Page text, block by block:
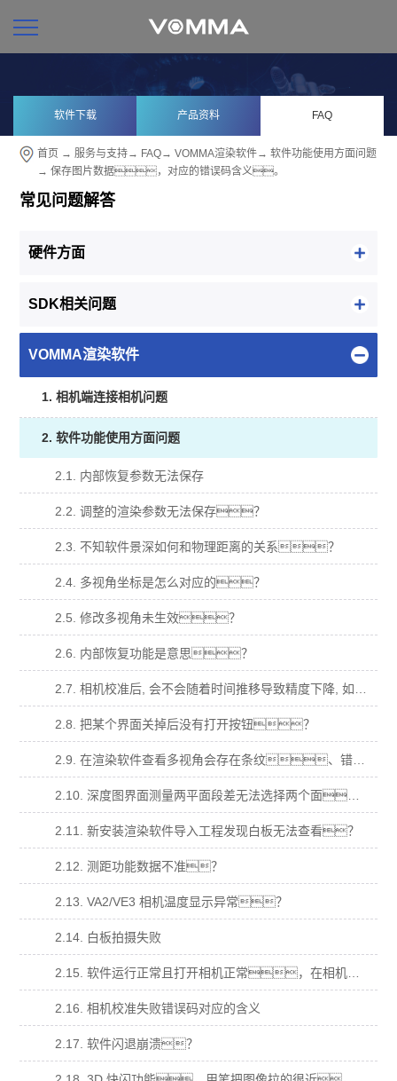
软件下载 产品资料 FAQ
首页 →服务与支持→ FAQ→VOMMA渲染软件→软件功能使用方面问题
→ 保存图片数据，对应的错误码含义。
常见问题解答
硬件方面
SDK相关问题
VOMMA渲染软件
1. 相机端连接相机问题
2. 软件功能使用方面问题
2.1. 内部恢复参数无法保存
2.2. 调整的渲染参数无法保存？
2.3. 不知软件景深如何和物理距离的关系？
2.4. 多视角坐标是怎么对应的？
2.5. 修改多视角未生效？
2.6. 内部恢复功能是意思？
2.7. 相机校准后, 会不会随着时间推移导致精度下降, 如何验证这一点？
2.8. 把某个界面关掉后没有打开按钮？
2.9. 在渲染软件查看多视角会存在条纹、错位、明暗变化等异常？
2.10. 深度图界面测量两平面段差无法选择两个面？
2.11. 新安装渲染软件导入工程发现白板无法查看？
2.12. 测距功能数据不准？
2.13. VA2/VE3 相机温度显示异常？
2.14. 白板拍摄失败
2.15. 软件运行正常且打开相机正常，在相机校准拍摄时，提示“拍摄失败”，错 误码“14”
2.16. 相机校准失败错误码对应的含义
2.17. 软件闪退崩溃？